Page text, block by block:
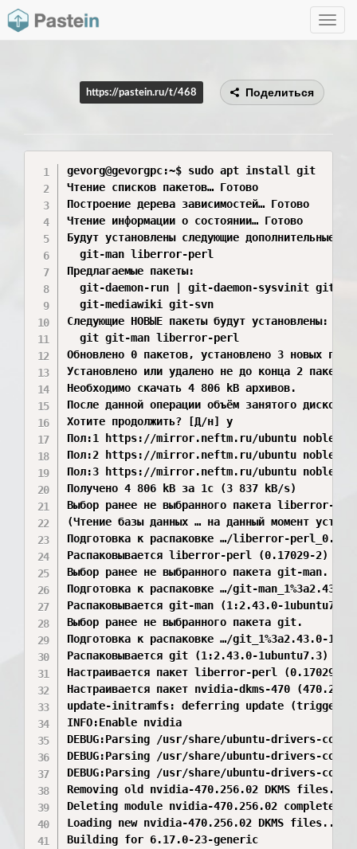
Toggle
https://pastein.ru/t/468 Поделиться
gevorg@gevorgpc:~$ sudo apt install git
Чтение списков пакетов… Готово
Построение дерева зависимостей… Готово
Чтение информации о состоянии…
Будут установлены следующие дополнительные
  git-man liberror-perl
Предлагаемые пакеты:
git-daemon-run | git-daemon-sysvinit git-
  git-mediawiki git-svn
Следующие НОВЫЕ пакеты будут установлены:
  git git-man liberror-perl
Обновлено 0 пакетов, установлено 3 новых
Установлено или удалено не до конца 2
Необходимо скачать 4 806 kB архивов.
После данной операции объём занятого
Хотите продолжить? [Д/н] y
Пол:1 https://mirror.neftm.ru/ubuntu noble/
Пол:2 https://mirror.neftm.ru/ubuntu noble-
Пол:3 https://mirror.neftm.ru/ubuntu noble-
Получено 4 806 kB за 1с (3 837 kB/s)
Выбор ранее не выбранного пакета liberror-
(Чтение базы данных … на данный момент
Подготовка к распаковке …/liberror-
Распаковывается liberror-perl (0.17029-2) …
Выбор ранее не выбранного пакета git-man.
Подготовка к распаковке …/git-
Распаковывается git-man (1:2.43.0-
Выбор ранее не выбранного пакета git.
Подготовка к распаковке …/git_1%3a2.43.0-
Распаковывается git (1:2.43.0-1ubuntu7.3) …
Настраивается пакет liberror-perl (0.17029-
Настраивается пакет nvidia-dkms-470
update-initramfs: deferring update (trigger
INFO:Enable nvidia
DEBUG:Parsing /usr/share/ubuntu-drivers-
DEBUG:Parsing /usr/share/ubuntu-drivers-
DEBUG:Parsing /usr/share/ubuntu-drivers-
Removing old nvidia-470.256.02 DKMS files...
Deleting module nvidia-470.256.02 completely
Loading new nvidia-470.256.02 DKMS files...
Building for 6.17.0-23-generic